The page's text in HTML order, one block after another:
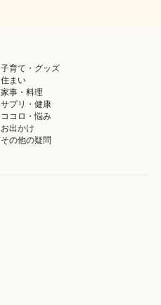
子育て・グッズ
住まい
家事・料理
サプリ・健康
ココロ・悩み
お出かけ
その他の疑問